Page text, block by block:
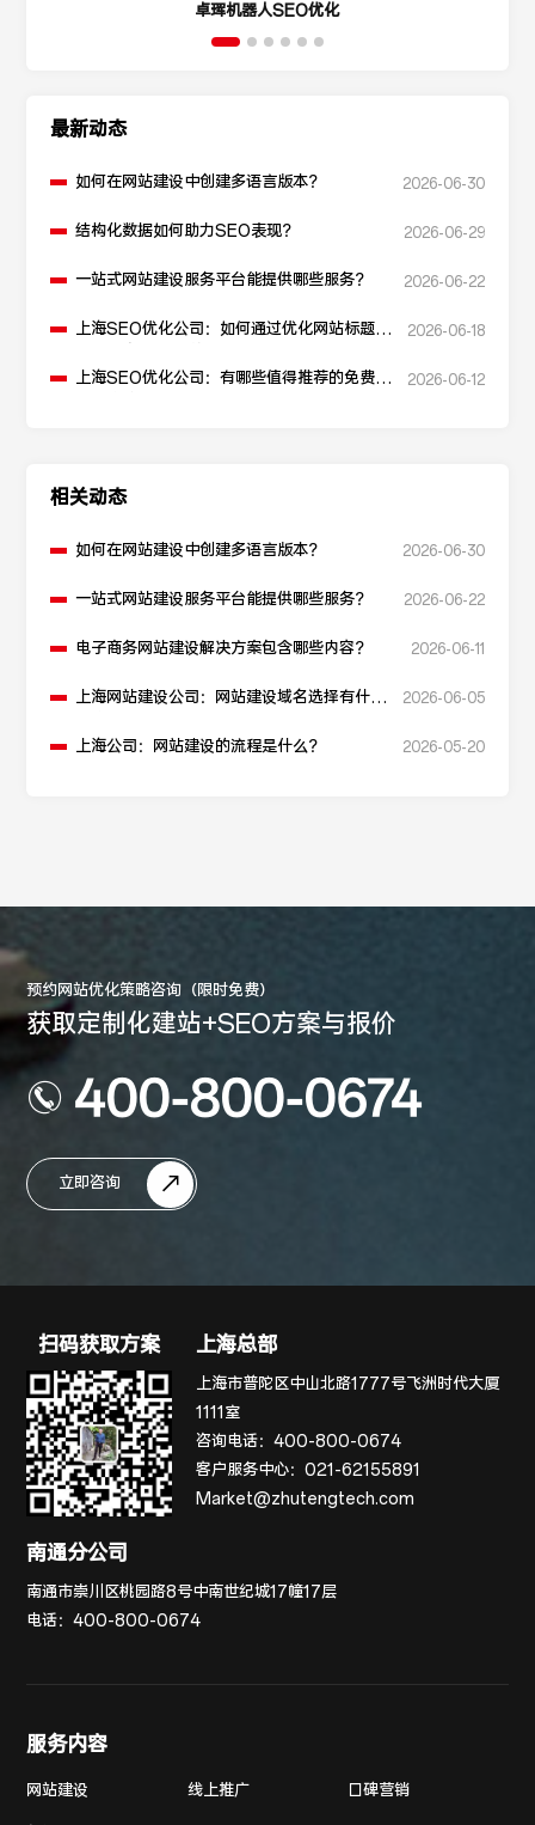
卓珲机器人SEO优化
最新动态
如何在网站建设中创建多语言版本？ 2026-06-30
结构化数据如何助力SEO表现？ 2026-06-29
一站式网站建设服务平台能提供哪些服务？ 2026-06-22
上海SEO优化公司：如何通过优化网站标题提
2026-06-18
上海SEO优化公司：有哪些值得推荐的免费
2026-06-12
相关动态
如何在网站建设中创建多语言版本？ 2026-06-30
一站式网站建设服务平台能提供哪些服务？ 2026-06-22
电子商务网站建设解决方案包含哪些内容？ 2026-06-11
上海网站建设公司：网站建设域名选择有什么
2026-06-05
上海公司：网站建设的流程是什么？ 2026-05-20
预约网站优化策略咨询（限时免费）
获取定制化建站+SEO方案与报价
400-800-0674
立即咨询
扫码获取方案 上海总部
上海市普陀区中山北路1777号飞洲时代大厦
1111室
咨询电话：400-800-0674
客户服务中心：021-62155891
Market@zhutengtech.com
南通分公司
南通市崇川区桃园路8号中南世纪城17幢17层
电话：400-800-0674
服务内容
网站建设 线上推广 口碑营销